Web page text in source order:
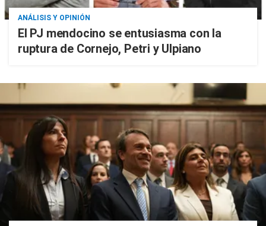
ANÁLISIS Y OPINIÓN
El PJ mendocino se entusiasma con la
ruptura de Cornejo, Petri y Ulpiano